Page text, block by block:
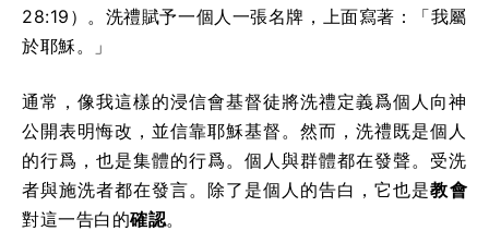
28:19）。洗禮賦予一個人一張名牌，上面寫著：「我屬
於耶穌。」
通常，像我這樣的浸信會基督徒將洗禮定義爲個人向神
公開表明悔改，並信靠耶穌基督。然而，洗禮既是個人
的行爲，也是集體的行爲。個人與群體都在發聲。受洗
者與施洗者都在發言。除了是個人的告白，它也是教會
對這一告白的確認。